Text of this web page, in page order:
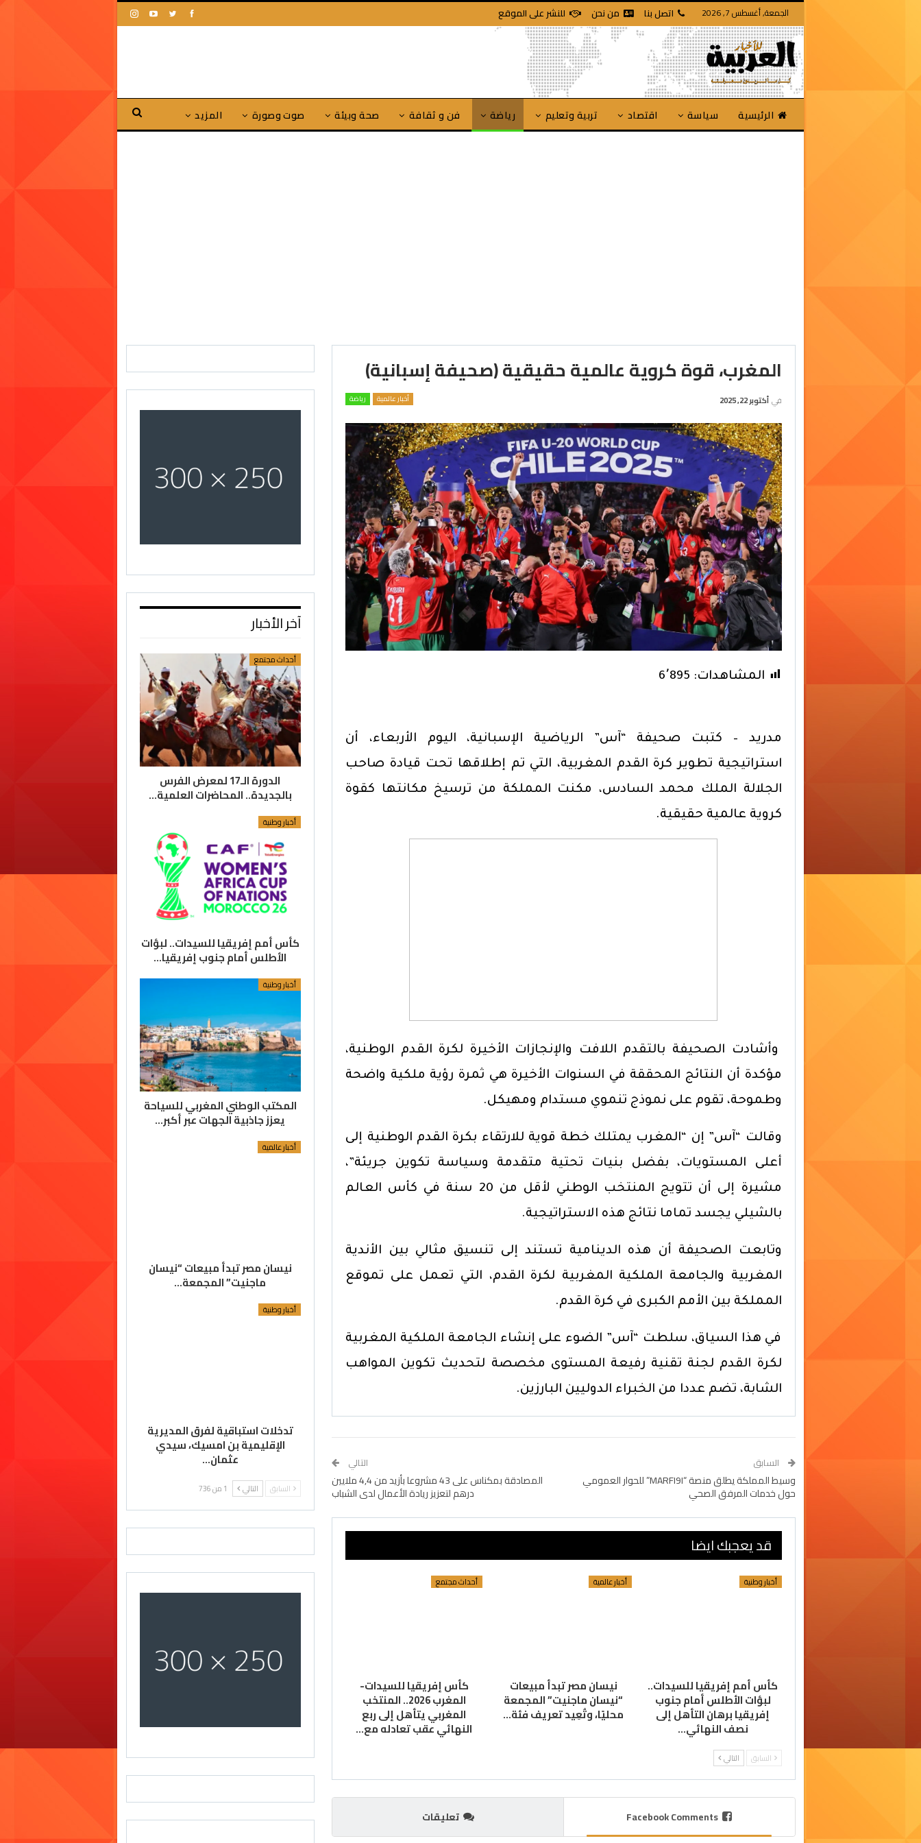
الجمعة, أغسطس 7, 2026 اتصل بنا من نحن للنشر على الموقع
الرئيسية سياسة اقتصاد تربية وتعليم رياضة فن و ثقافة صحة وبيئة صوت وصورة المزيد
المغرب، قوة كروية عالمية حقيقية (صحيفة إسبانية)
أخبار عالمية رياضة في أكتوبر 22, 2025
المشاهدات: 6٬895
مدريد – كتبت صحيفة “آس” الرياضية الإسبانية، اليوم الأربعاء، أن
استراتيجية تطوير كرة القدم المغربية، التي تم إطلاقها تحت قيادة صاحب
الجلالة الملك محمد السادس، مكنت المملكة من ترسيخ مكانتها كقوة
كروية عالمية حقيقية.
وأشادت الصحيفة بالتقدم اللافت والإنجازات الأخيرة لكرة القدم الوطنية،
مؤكدة أن النتائج المحققة في السنوات الأخيرة هي ثمرة رؤية ملكية واضحة
وطموحة، تقوم على نموذج تنموي مستدام ومهيكل.
وقالت “آس” إن “المغرب يمتلك خطة قوية للارتقاء بكرة القدم الوطنية إلى
أعلى المستويات، بفضل بنيات تحتية متقدمة وسياسة تكوين جريئة”،
مشيرة إلى أن تتويج المنتخب الوطني لأقل من 20 سنة في كأس العالم
بالشيلي يجسد تماما نتائج هذه الاستراتيجية.
وتابعت الصحيفة أن هذه الدينامية تستند إلى تنسيق مثالي بين الأندية
المغربية والجامعة الملكية المغربية لكرة القدم، التي تعمل على تموقع
المملكة بين الأمم الكبرى في كرة القدم.
في هذا السياق، سلطت “آس” الضوء على إنشاء الجامعة الملكية المغربية
لكرة القدم لجنة تقنية رفيعة المستوى مخصصة لتحديث تكوين المواهب
الشابة، تضم عددا من الخبراء الدوليين البارزين.
السابق
وسيط المملكة يطلق منصة “MARFI9I” للحوار العمومي
حول خدمات المرفق الصحي
التالي
المصادقة بمكناس على 43 مشروعا بأزيد من 4,4 ملايين
درهم لتعزيز ريادة الأعمال لدى الشباب
قد يعجبك ايضا
أخبار وطنية
كأس أمم إفريقيا للسيدات..
لبؤات الأطلس أمام جنوب
إفريقيا برهان التأهل إلى
نصف النهائي…
أخبار عالمية
نيسان مصر تبدأ مبيعات
“نيسان ماجنيت” المجمعة
محليًا، وتُعِيد تعريف فئة…
أحداث مجتمع
كأس إفريقيا للسيدات-
المغرب 2026.. المنتخب
المغربي يتأهل إلى ربع
النهائي عقب تعادله مع…
السابق التالي
Facebook Comments تعليقات
آخر الأخبار
أحداث مجتمع
الدورة الـ17 لمعرض الفرس
بالجديدة.. المحاضرات العلمية…
أخبار وطنية
كأس أمم إفريقيا للسيدات.. لبؤات
الأطلس أمام جنوب إفريقيا…
أخبار وطنية
المكتب الوطني المغربي للسياحة
يعزز جاذبية الجهات عبر أكبر…
أخبار عالمية
نيسان مصر تبدأ مبيعات “نيسان
ماجنيت” المجمعة…
أخبار وطنية
تدخلات استباقية لفرق المديرية
الإقليمية بن امسيك، سيدي
عثمان…
السابق التالي 1 من 736